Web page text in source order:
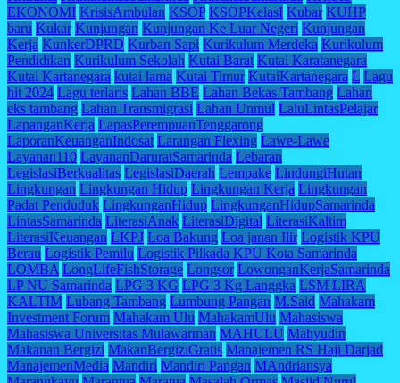
EKONOMI KrisisAmbulan KSOP KSOPKelasI Kubar KUHP
baru Kukar Kunjungan Kunjungan Ke Luar Negeri Kunjungan
Kerja KunkerDPRD Kurban Sapi Kurikulum Merdeka Kurikulum
Pendidikan Kurikulum Sekolah Kutai Barat Kutai Karatanegara
Kutai Kartanegara kutai lama Kutai Timur KutaiKartanegara L Lagu
hit 2024 Lagu terlaris Lahan BBE Lahan Bekas Tambang Lahan
eks tambang Lahan Transmigrasi Lahan Unmul LaluLintasPelajar
LapanganKerja LapasPerempuanTenggarong
LaporanKeuanganIndosat Larangan Flexing Lawe-Lawe
Layanan110 LayananDaruratSamarinda Lebaran
LegislasiBerkualitas LegislasiDaerah Lempake LindungiHutan
Lingkungan Lingkungan Hidup Lingkungan Kerja Lingkungan
Padat Penduduk LingkunganHidup LingkunganHidupSamarinda
LintasSamarinda LiterasiAnak LiterasiDigital LiterasiKaltim
LiterasiKeuangan LKPJ Loa Bakung Loa janan Ilir Logistik KPU
Berau Logistik Pemilu Logistik Pilkada KPU Kota Samarinda
LOMBA LongLifeFishStorage Longsor LowonganKerjaSamarinda
LP NU Samarinda LPG 3 KG LPG 3 Kg Langgka LSM LIRA
KALTIM Lubang Tambang Lumbung Pangan M.Said Mahakam
Investment Forum Mahakam Ulu MahakamUlu Mahasiswa
Mahasiswa Universitas Mulawarman MAHULU Mahyudin
Makanan Bergizi MakanBergiziGratis Manajemen RS Haji Darjad
ManajemenMedia Mandiri Mandiri Pangan MAndriansya